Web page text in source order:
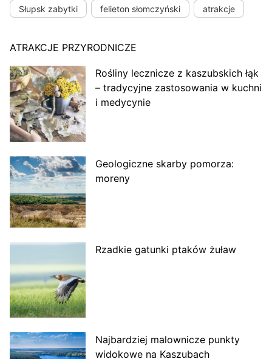
Słupsk zabytki felieton słomczyński atrakcje
ATRAKCJE PRZYRODNICZE
Rośliny lecznicze z kaszubskich łąk
– tradycyjne zastosowania w kuchni
i medycynie
Geologiczne skarby pomorza:
moreny
Rzadkie gatunki ptaków żuław
Najbardziej malownicze punkty
widokowe na Kaszubach